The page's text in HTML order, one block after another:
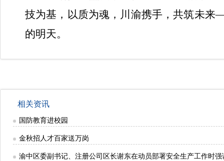
技为基，以质为魂，川渝携手，共筑未来
的明天。
相关资讯
国防教育进校园
金秋招人才百家送万岗
渝中区委副书记、注册公司区长谢东在动员部署安全生产工作时